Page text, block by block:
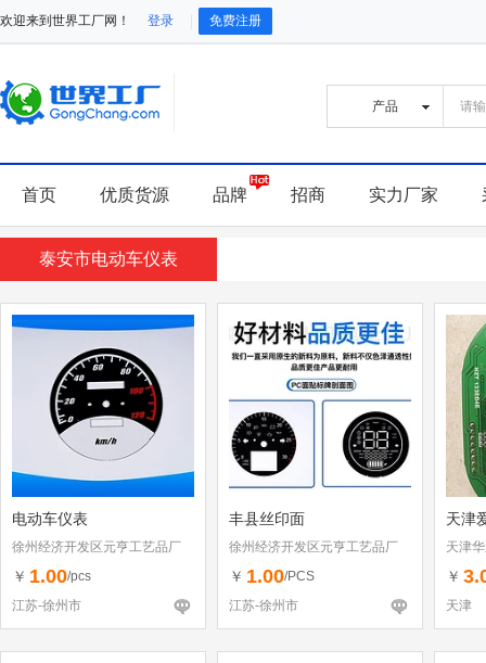
欢迎来到世界工厂网！ 登录 免费注册
首页 优质货源 品牌 招商 实力厂家
泰安市电动车仪表
电动车仪表
徐州经济开发区元亨工艺品厂
￥ 1.00/pcs
江苏-徐州市
丰县丝印面
徐州经济开发区元亨工艺品厂
￥ 1.00/PCS
江苏-徐州市
天津
天津
￥
天津